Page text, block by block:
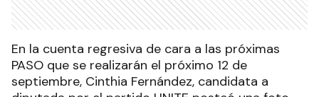
En la cuenta regresiva de cara a las próximas
PASO que se realizarán el próximo 12 de
septiembre, Cinthia Fernández, candidata a